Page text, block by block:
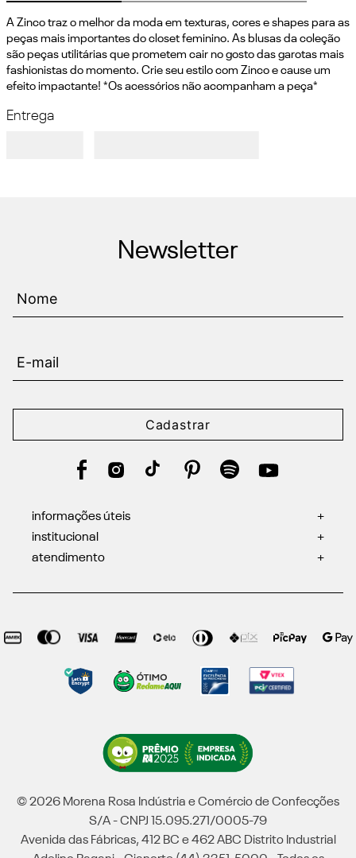
A Zinco traz o melhor da moda em texturas, cores e shapes para as
peças mais importantes do closet feminino. As blusas da coleção
são peças utilitárias que prometem cair no gosto das garotas mais
fashionistas do momento. Crie seu estilo com Zinco e cause um
efeito impactante! *Os acessórios não acompanham a peça*
Entrega
Newsletter
Cadastrar
informações úteis
+
institucional
+
atendimento
+
© 2026 Morena Rosa Indústria e Comércio de Confecções
S/A - CNPJ 15.095.271/0005-79
Avenida das Fábricas, 412 BC e 462 ABC Distrito Industrial